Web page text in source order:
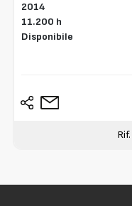
2014
11.200 h
Disponibile